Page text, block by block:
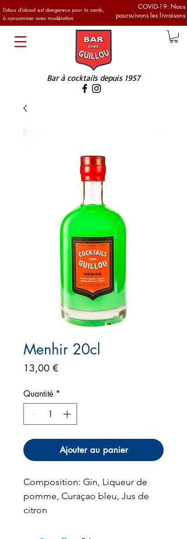
L’abus d’alcool est dangereux pour la santé,
à consommer avec modération
COVID-19: Nous
poursuivons les livraisons
Bar à cocktailsdepuis 1957
Menhir 20cl
13,00 €
Quantité *
Ajouter au panier
Composition: Gin, Liqueur de
pomme, Curaçao bleu, Jus de
citron